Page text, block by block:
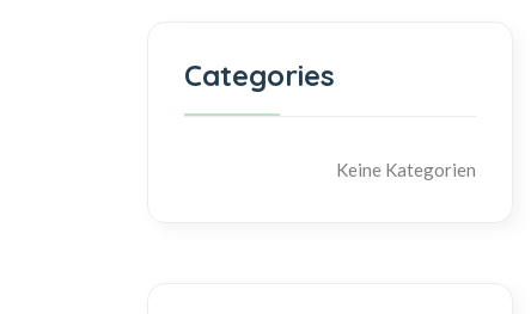
Categories
Keine Kategorien